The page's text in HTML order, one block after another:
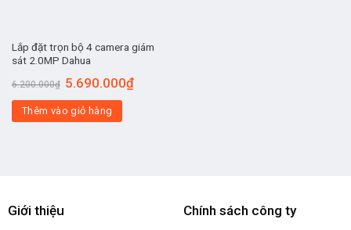
Lắp đặt trọn bộ 4 camera giám
sát 2.0MP Dahua
6.200.000₫ 5.690.000₫
Thêm vào giỏ hàng
Giới thiệu Chính sách công ty